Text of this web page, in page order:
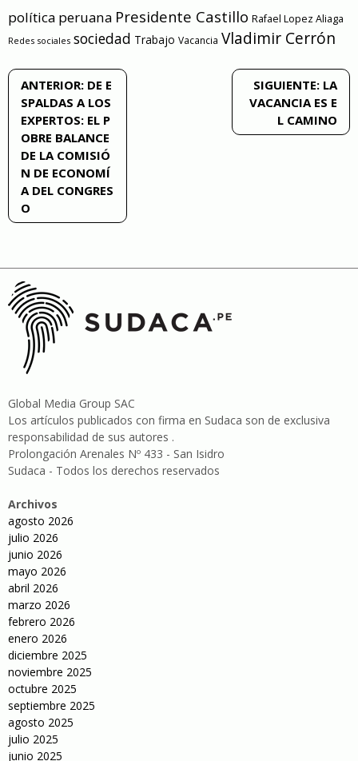
política peruana Presidente Castillo Rafael Lopez Aliaga
Redes sociales sociedad Trabajo Vacancia Vladimir Cerrón
Navegación
de
entradas
ANTERIOR: DE E
SPALDAS A LOS
EXPERTOS: EL P
OBRE BALANCE
DE LA COMISIÓ
N DE ECONOMÍ
A DEL CONGRES
O
SIGUIENTE: LA
VACANCIA ES E
L CAMINO
Global Media Group SAC
Los artículos publicados con firma en Sudaca son de exclusiva
responsabilidad de sus autores .
Prolongación Arenales Nº 433 - San Isidro
Sudaca - Todos los derechos reservados
Archivos
agosto 2026
julio 2026
junio 2026
mayo 2026
abril 2026
marzo 2026
febrero 2026
enero 2026
diciembre 2025
noviembre 2025
octubre 2025
septiembre 2025
agosto 2025
julio 2025
junio 2025